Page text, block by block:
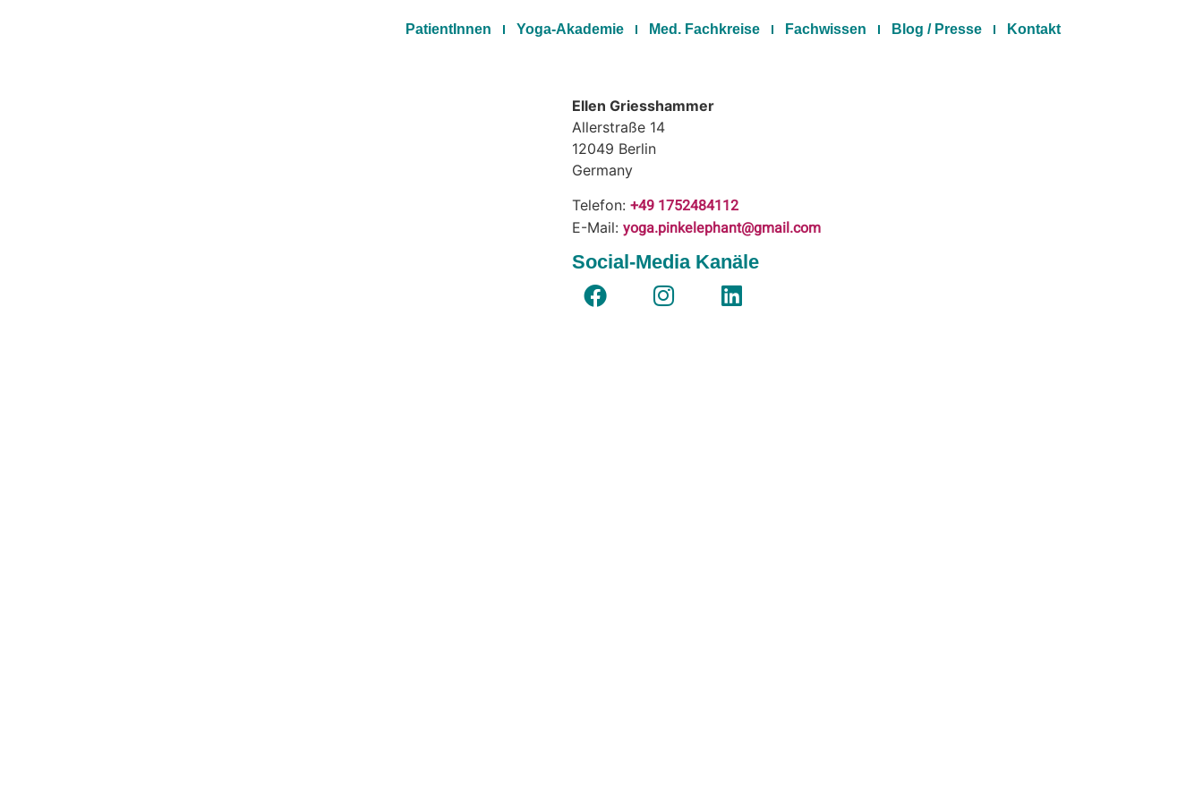
PatientInnen Yoga-Akademie Med. Fachkreise Fachwissen Blog / Presse Kontakt
Ellen Griesshammer
Allerstraße 14
12049 Berlin
Germany
Telefon:+49 1752484112
E-Mail:yoga.pinkelephant@gmail.com
Social-Media Kanäle